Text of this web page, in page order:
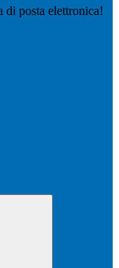
di posta elettronica!